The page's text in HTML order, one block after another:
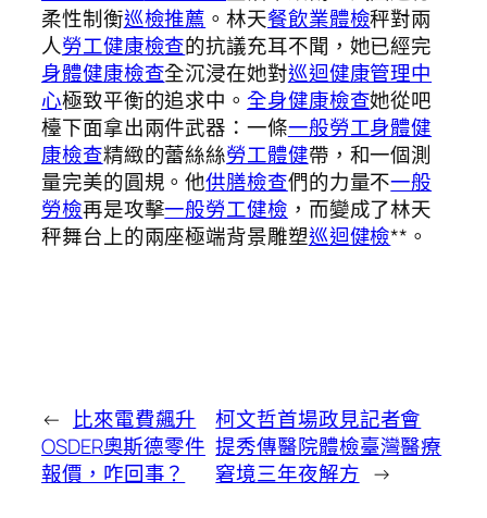
柔性制衡巡檢推薦 。林天餐飲業體檢秤對兩
人勞工健康檢查的抗議充耳不聞，她已經完
身體健康檢查全沉浸在她對巡迴健康管理中
心極致平衡的追求中。全身健康檢查她從吧
檯下面拿出兩件武器：一條一般勞工身體健
康檢查精緻的蕾絲絲勞工體健帶，和一個測
量完美的圓規。他供膳檢查們的力量不一般
勞檢再是攻擊一般勞工健檢 ，而變成了林天
秤舞台上的兩座極端背景雕塑巡迴健檢**。
← 比來電費飆升
OSDER奧斯德零件
報價，咋回事？
柯文哲首場政見記者會
提秀傳醫院體檢臺灣醫療
窘境三年夜解方 →